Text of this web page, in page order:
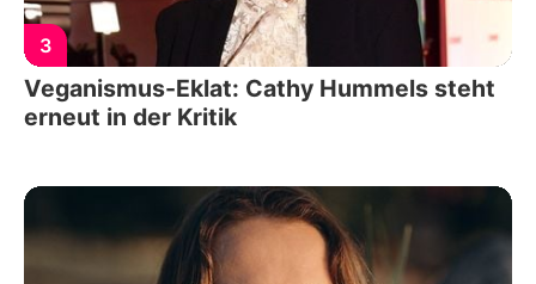
3
Veganismus-Eklat: Cathy Hummels steht
erneut in der Kritik